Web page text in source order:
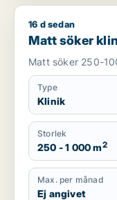
Matt söker klinik
16 d sedan
Matt söker
Matt söker 250-
Type
Klinik
Storlek
250 - 1 000 m2
Max. per månad
Ej angivet